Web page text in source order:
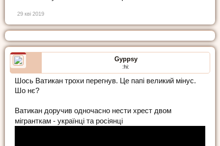
29 кві 2019
Gyppsy
:hi:
Шось Ватикан трохи перегнув. Це папі великий мінус.
Шо нє?
Ватикан доручив одночасно нести хрест двом
мігранткам - українці та росіянці